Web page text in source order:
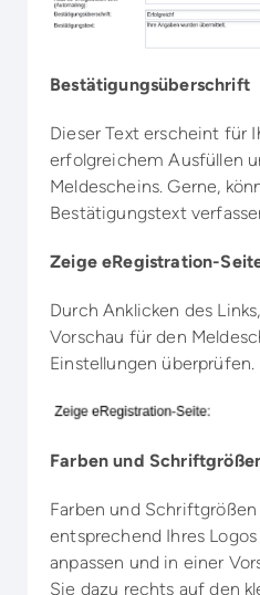
Bestätigungsüberschrift
Dieser Text erscheint für
erfolgreichem Ausfüllen
Meldescheins. Gerne,
Bestätigungstext
Zeige eRegistration-
Durch Anklicken des
Vorschau für den
Einstellungen überprüfen.
Farben und
Farben und Schriftgrößen
entsprechend Ihres
anpassen und in einer
Sie dazu rechts auf den